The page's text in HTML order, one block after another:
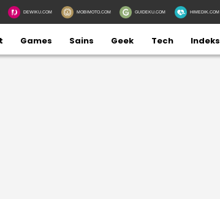
DEWIKU.COM MOBIMOTO.COM GUIDEKU.COM HIMEDIK.COM
Games Sains Geek Tech Indeks